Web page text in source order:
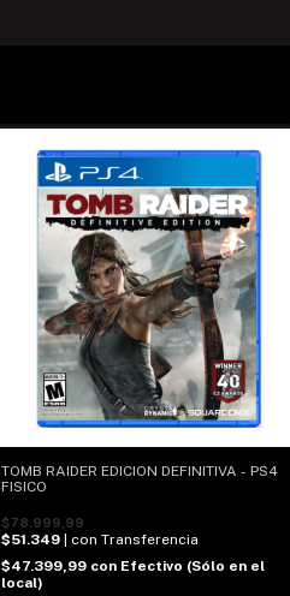
TOMB RAIDER EDICION DEFINITIVA - PS4
FISICO
$78.999,99
$51.349
| con Transferencia
$47.399,99 con Efectivo (Sólo en el
local)